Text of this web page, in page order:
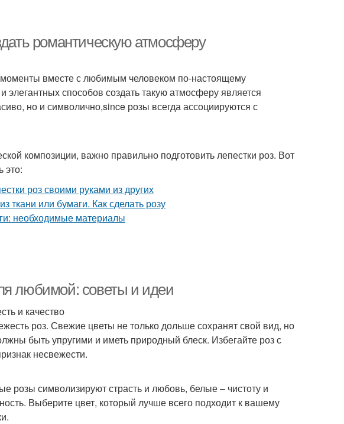
романтическую атмосферу
вместе с любимым человеком по-настоящему
способов создать такую атмосферу является
но и символично,since розы всегда ассоциируются с
композиции, важно правильно подготовить лепестки роз. Вот
это:
любимой: советы и идеи
и качество
роз. Свежие цветы не только дольше сохранят свой вид, но
быть упругими и иметь природный блеск. Избегайте роз с
несвежести.
розы символизируют страсть и любовь, белые – чистоту и
Выберите цвет, который лучше всего подходит к вашему